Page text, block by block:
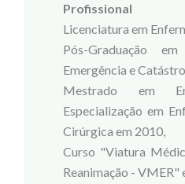
Profissional
Licenciatura em
Pós-Graduação
Emergência e
Mestrado em
Especialização em
Cirúrgica em 2010,
Curso "Viatura
Reanimação - VMER"